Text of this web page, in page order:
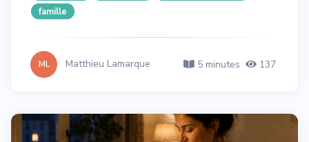
famille
ML Matthieu Lamarque 5 minutes 137